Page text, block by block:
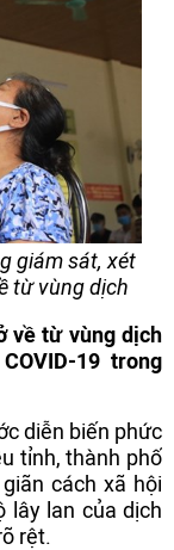
giám sát, xét
từ vùng dịch
về từ vùng dịch
19 trong
diễn biến phức
tỉnh, thành phố
cách xã hội
lây lan của dịch
rệt.